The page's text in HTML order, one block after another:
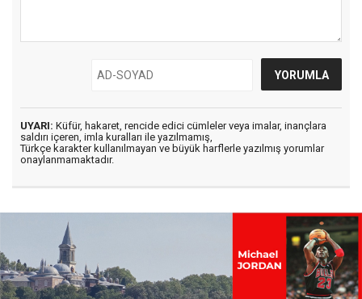
UYARI: Küfür, hakaret, rencide edici cümleler veya imalar, inançlara
saldırı içeren, imla kuralları ile yazılmamış,
Türkçe karakter kullanılmayan ve büyük harflerle yazılmış yorumlar
onaylanmamaktadır.